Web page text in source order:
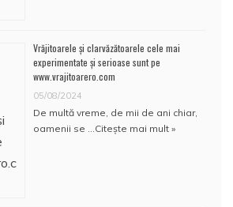
Vrăjitoarele și clarvăzătoarele cele mai
experimentate și serioase sunt pe
www.vrajitoarero.com
05/08/2024
De multă vreme, de mii de ani chiar,
oamenii se … Citește mai mult »